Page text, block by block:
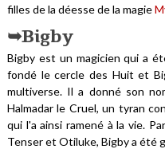
filles de la déesse de la magie
Bigby
Bigby est un magicien qui a
fondé le cercle des Huit et
multiverse. Il a donné son
Halmadar le Cruel, un tyran
qui l'a ainsi ramené à la vie.
Tenser et Otiluke, Bigby a été